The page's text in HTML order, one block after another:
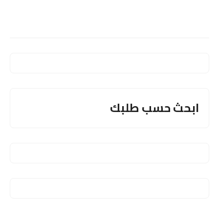
ابحث حسب طلبك